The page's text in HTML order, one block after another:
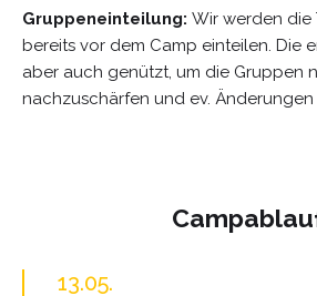
Gruppeneinteilung: Wir werden die
bereits vor dem Camp einteilen. Die
aber auch genützt, um die Gruppen
nachzuschärfen und ev.
13.05.